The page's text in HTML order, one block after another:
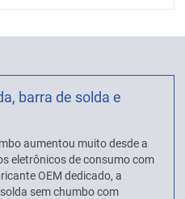
barra de solda e
aumentou muito desde a
eletrônicos de consumo com
OEM dedicado, a
sem chumbo com